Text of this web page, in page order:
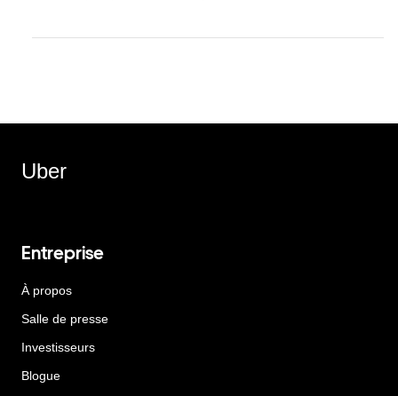
Uber
Entreprise
À propos
Salle de presse
Investisseurs
Blogue